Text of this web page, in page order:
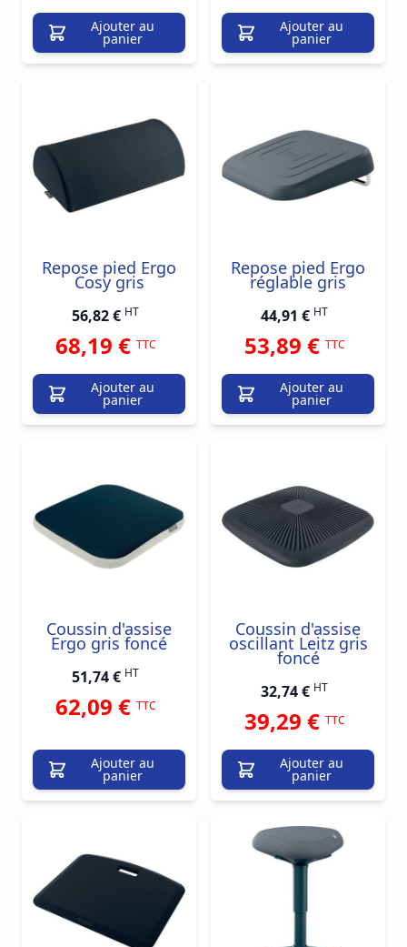
Ajouter au
panier
Ajouter au
panier
Repose pied Ergo
Cosy gris
56,82 € HT
68,19 € TTC
Ajouter au
panier
Repose pied Ergo
réglable gris
44,91 € HT
53,89 € TTC
Ajouter au
panier
Coussin d'assise
Ergo gris foncé
51,74 € HT
62,09 € TTC
Ajouter au
panier
Coussin d'assise
oscillant Leitz gris
foncé
32,74 € HT
39,29 € TTC
Ajouter au
panier